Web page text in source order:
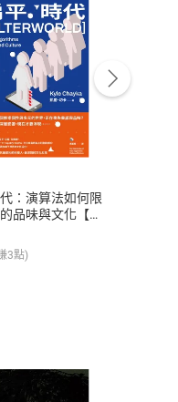
訂單/退
成訂單
：演算法如何限
品味與文化【電
3點)